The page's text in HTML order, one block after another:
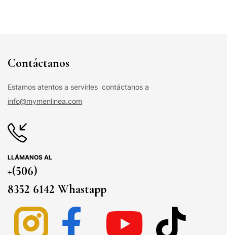
Contáctanos
Estamos atentos a servirles contáctanos a
info@mymenlinea.com
LLÁMANOS AL
+(506)
8352 6142 Whastapp